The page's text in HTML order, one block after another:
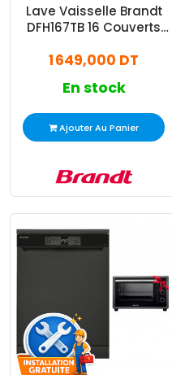
Lave Vaisselle Brandt
DFH167TB 16 Couverts
1 649,000 DT
En stock
Ajouter Au Panier